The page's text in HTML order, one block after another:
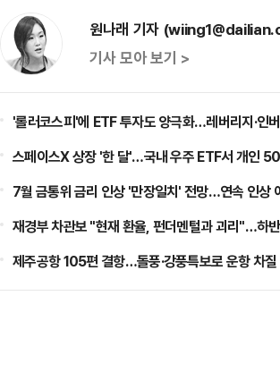
원나래 기자
기사 모아 보기 >
'롤러코스피'에 ETF 투자도 양극화…레버리지·인
스페이스X 상장 '한 달'…국내 우주 ETF서 개인
7월 금통위 금리 인상 '만장일치' 전망…연속 인상
재경부 차관보 "현재 환율, 펀더멘털과 괴리"…하
제주공항 105편 결항…돌풍·강풍특보로 운항 차질